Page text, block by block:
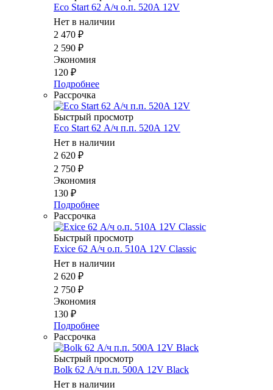
Eco Start 62 А/ч о.п. 520А 12V
Нет в наличии
2 470 ₽
2 590 ₽
Экономия
120 ₽
Подробнее
Рассрочка
Быстрый просмотр
Eco Start 62 А/ч п.п. 520А 12V
Нет в наличии
2 620 ₽
2 750 ₽
Экономия
130 ₽
Подробнее
Рассрочка
Быстрый просмотр
Exice 62 А/ч о.п. 510А 12V Classic
Нет в наличии
2 620 ₽
2 750 ₽
Экономия
130 ₽
Подробнее
Рассрочка
Быстрый просмотр
Bolk 62 А/ч п.п. 500А 12V Black
Нет в наличии